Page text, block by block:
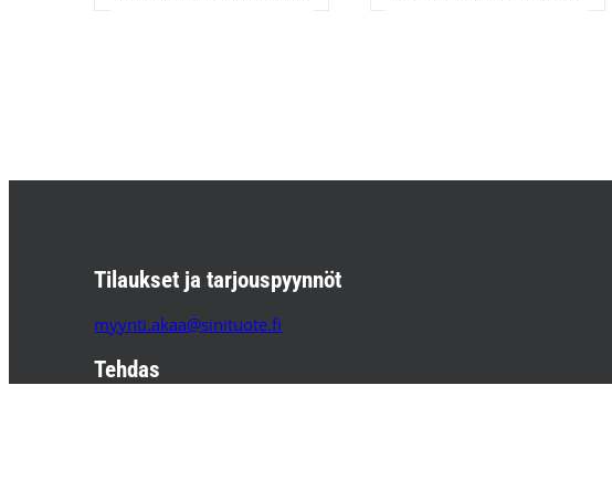
Tilaukset ja tarjouspyynnöt
myynti.akaa@sinituote.fi
Tehdas